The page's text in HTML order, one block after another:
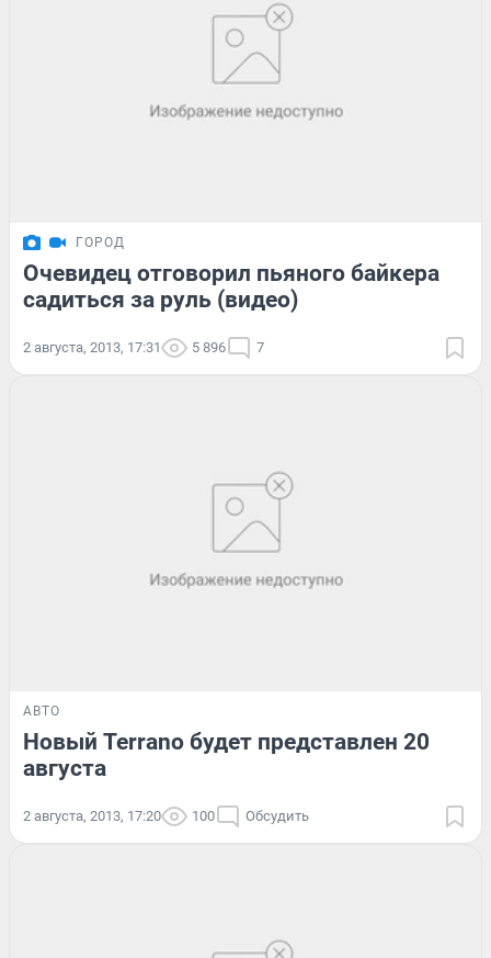
ГОРОД
Очевидец отговорил пьяного байкера
садиться за руль (видео)
2 августа, 2013, 17:31 5 896 7
АВТО
Новый Terrano будет представлен 20
августа
2 августа, 2013, 17:20 100 Обсудить